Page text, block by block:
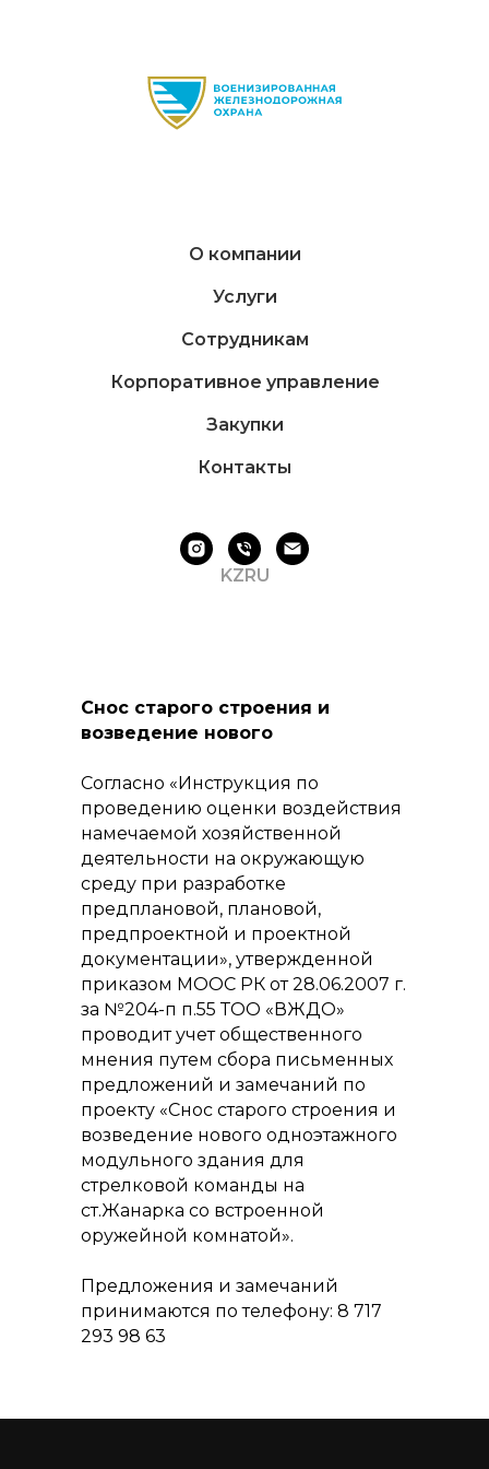
О компании
Услуги
Сотрудникам
Корпоративное управление
Закупки
Контакты
KZ RU
Снос старого строения и
возведение нового
Согласно «Инструкция по
проведению оценки воздействия
намечаемой хозяйственной
деятельности на окружающую
среду при разработке
предплановой, плановой,
предпроектной и проектной
документации», утвержденной
приказом МООС РК от 28.06.2007 г.
за №204-п п.55 ТОО «ВЖДО»
проводит учет общественного
мнения путем сбора письменных
предложений и замечаний по
проекту «Снос старого строения и
возведение нового одноэтажного
модульного здания для
стрелковой команды на
ст.Жанарка со встроенной
оружейной комнатой».
Предложения и замечаний
принимаются по телефону: 8 717
293 98 63